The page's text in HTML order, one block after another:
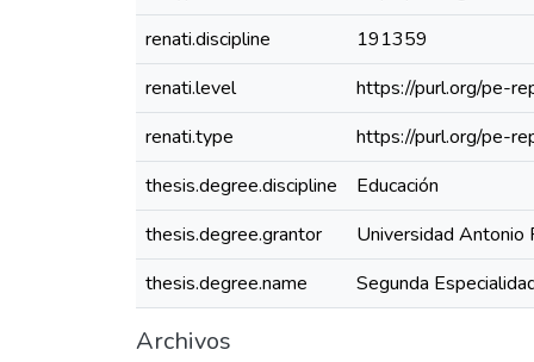
renati.discipline
191359
renati.level
https://purl.org/pe-
renati.type
https://purl.org/pe-
thesis.degree.discipline
Educación
thesis.degree.grantor
Universidad Antonio
thesis.degree.name
Segunda
Archivos